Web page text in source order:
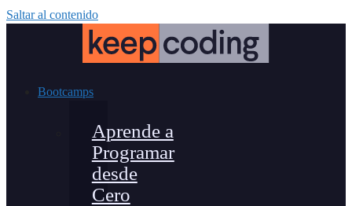
Saltar al contenido
Bootcamps
Aprende a
Programar
desde
Cero